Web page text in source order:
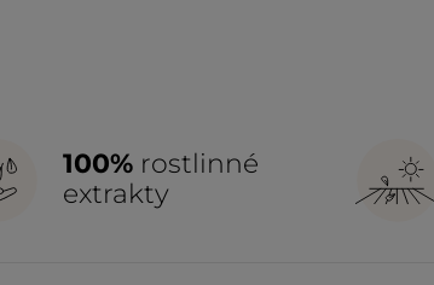
100% rostlinné
extrakty